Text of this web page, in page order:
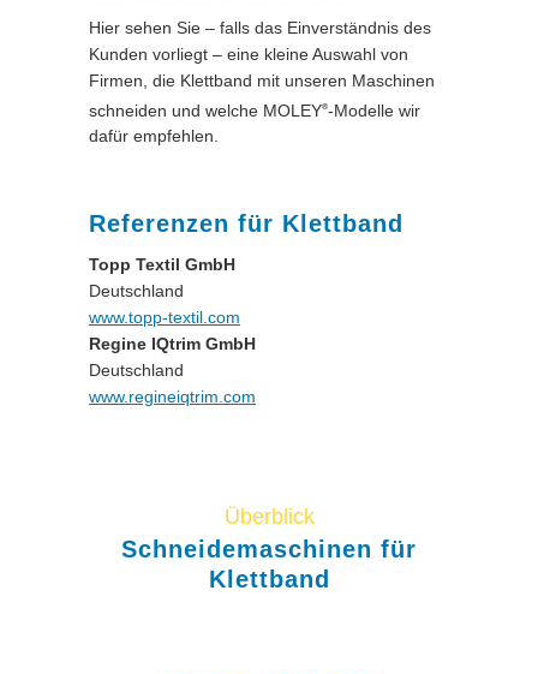
Hier sehen Sie – falls das Einverständnis des
Kunden vorliegt – eine kleine Auswahl von
Firmen, die Klettband mit unseren Maschinen
schneiden und welche MOLEY®-Modelle wir
dafür empfehlen.
Referenzen für Klettband
Topp Textil GmbH
Deutschland
www.topp-textil.com
Regine IQtrim GmbH
Deutschland
www.regineiqtrim.com
Überblick
Schneidemaschinen für
Klettband